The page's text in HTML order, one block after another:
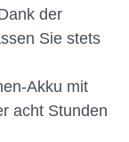
der
Sie stets
Akku mit
acht Stunden